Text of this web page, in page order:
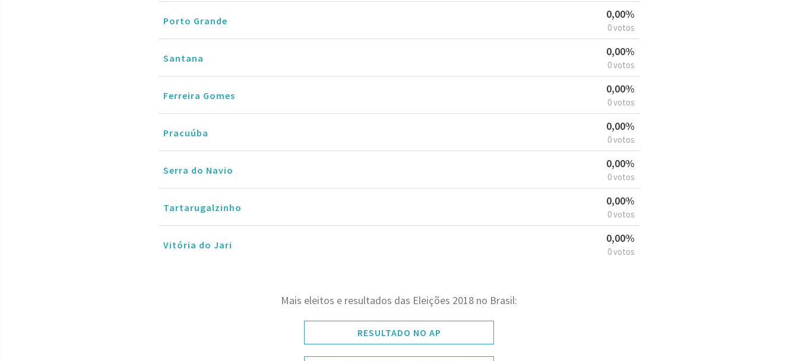
Porto Grande
0,00%
0 votos
Santana
0,00%
0 votos
Ferreira Gomes
0,00%
0 votos
Pracuúba
0,00%
0 votos
Serra do Navio
0,00%
0 votos
Tartarugalzinho
0,00%
0 votos
Vitória do Jari
0,00%
0 votos
Mais eleitos e resultados das Eleições 2018 no Brasil:
RESULTADO NO AP